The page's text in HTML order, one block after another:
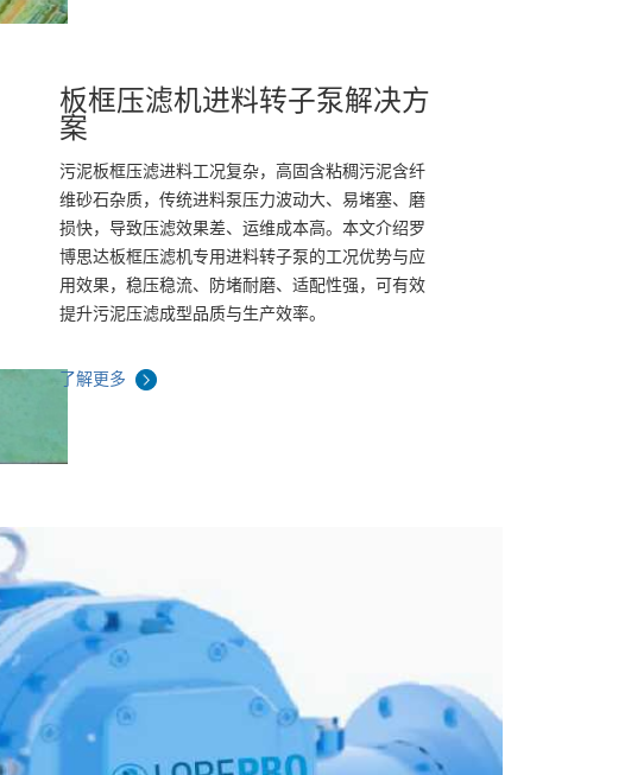
板框压滤机进料转子泵解决方
案
污泥板框压滤进料工况复杂，高固含粘稠污泥含纤
维砂石杂质，传统进料泵压力波动大、易堵塞、磨
损快，导致压滤效果差、运维成本高。本文介绍罗
博思达板框压滤机专用进料转子泵的工况优势与应
用效果，稳压稳流、防堵耐磨、适配性强，可有效
提升污泥压滤成型品质与生产效率。
了解更多